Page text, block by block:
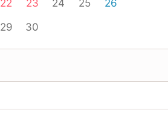
22 23 24 25
26
29 30